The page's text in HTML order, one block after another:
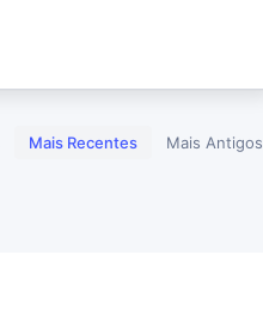
Mais Recentes Mais Antigos